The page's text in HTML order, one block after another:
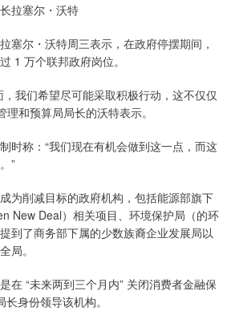
拉塞尔・沃特
尔・沃特周三表示，在政府停摆期间，
1 万个联邦政府岗位。
我们希望尽可能采取积极行动，这不仅仅
和预算局局长的沃特表示。
称：“我们现在有机会做到这一点，而这
”
削减目标的政府机构，包括能源部旗下
New Deal）相关项目、环境保护局（的环
到了商务部下属的少数族裔企业发展局以
局。
“未来两到三个月内” 关闭消费者金融保
身份领导该机构。